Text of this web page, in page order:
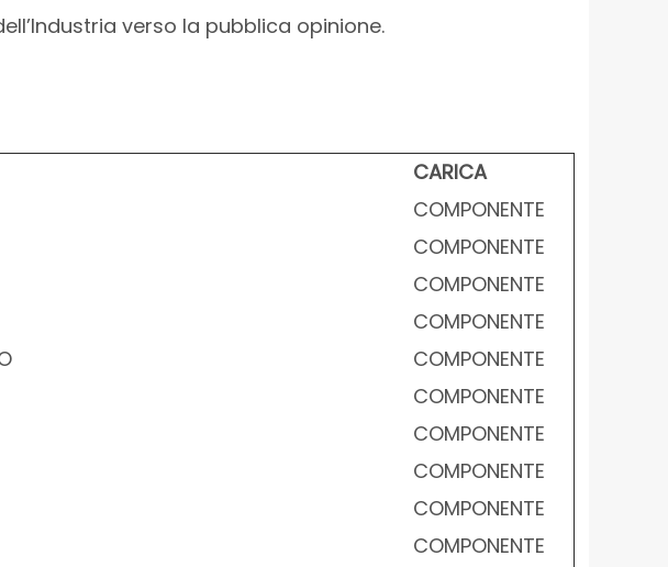
verso la pubblica opinione.
CARICA
COMPONENTE
COMPONENTE
COMPONENTE
COMPONENTE
COMPONENTE
COMPONENTE
COMPONENTE
COMPONENTE
COMPONENTE
COMPONENTE